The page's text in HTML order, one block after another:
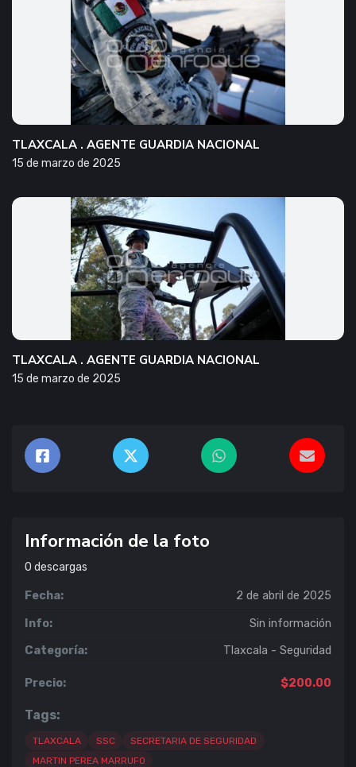
TLAXCALA . AGENTE GUARDIA NACIONAL
15 de marzo de 2025
TLAXCALA . AGENTE GUARDIA NACIONAL
15 de marzo de 2025
Información de la foto
0 descargas
Fecha: 2 de abril de 2025
Info: Sin información
Categoría: Tlaxcala - Seguridad
Precio: $200.00
Tags:
TLAXCALA SSC
SECRETARIA DE SEGURIDAD
MARTIN PEREA MARRUFO